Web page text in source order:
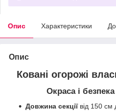
Опис Характеристики
Опис
Ковані огорожі
Окраса і
Довжина секціївід 150 см